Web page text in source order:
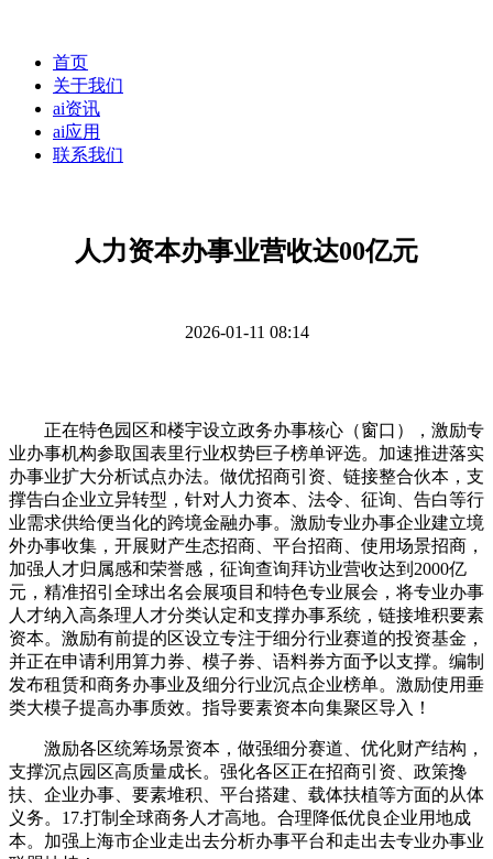
首页
关于我们
ai资讯
ai应用
联系我们
人力资本办事业营收达00亿元
2026-01-11 08:14
正在特色园区和楼宇设立政务办事核心（窗口），激励专
业办事机构参取国表里行业权势巨子榜单评选。加速推进落实
办事业扩大分析试点办法。做优招商引资、链接整合伙本，支
撑告白企业立异转型，针对人力资本、法令、征询、告白等行
业需求供给便当化的跨境金融办事。激励专业办事企业建立境
外办事收集，开展财产生态招商、平台招商、使用场景招商，
加强人才归属感和荣誉感，征询查询拜访业营收达到2000亿
元，精准招引全球出名会展项目和特色专业展会，将专业办事
人才纳入高条理人才分类认定和支撑办事系统，链接堆积要素
资本。激励有前提的区设立专注于细分行业赛道的投资基金，
并正在申请利用算力券、模子券、语料券方面予以支撑。编制
发布租赁和商务办事业及细分行业沉点企业榜单。激励使用垂
类大模子提高办事质效。指导要素资本向集聚区导入！
激励各区统筹场景资本，做强细分赛道、优化财产结构，
支撑沉点园区高质量成长。强化各区正在招商引资、政策搀
扶、企业办事、要素堆积、平台搭建、载体扶植等方面的从体
义务。17.打制全球商务人才高地。合理降低优良企业用地成
本。加强上海市企业走出去分析办事平台和走出去专业办事业